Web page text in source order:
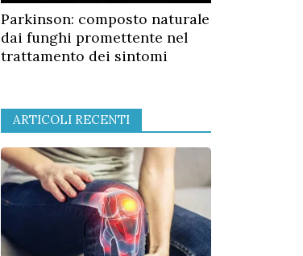
Parkinson: composto naturale
dai funghi promettente nel
trattamento dei sintomi
ARTICOLI RECENTI